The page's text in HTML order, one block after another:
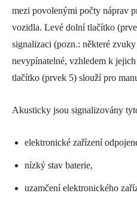
mezi povolenými počty náprav
vozidla. Levé dolní tlačítko
signalizaci (pozn.: některé
nevypínatelné, vzhledem k
tlačítko (prvek 5) slouží pro
Akusticky jsou signalizovány
elektronické zařízení
nízký stav baterie,
uzamčení elektronického